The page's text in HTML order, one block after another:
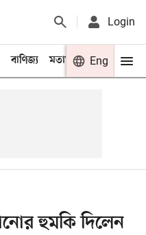
Login
বাণিজ্য মতামত খেলা
Eng
হুমকি দিলেন